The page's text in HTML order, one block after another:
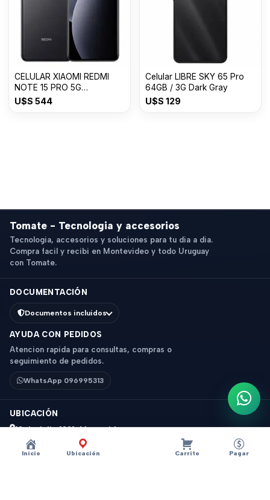
Inicio Ubicación Carrito Pagar
CELULAR XIAOMI REDMI
NOTE 15 PRO 5G
8GB+512GB
U$S 544
Celular LIBRE SKY 65 Pro
64GB / 3G Dark Gray
U$S 129
Tomate - Tecnologia y accesorios
Tecnologia, accesorios y soluciones para tu dia a dia.
Compra facil y recibi en Montevideo y todo Uruguay
con Tomate.
DOCUMENTACIÓN
Documentos incluidos
AYUDA CON PEDIDOS
Atencion rapida para consultas, compras o
seguimiento de pedidos.
WhatsApp 096995313
UBICACIÓN
18 de Julio 1831, Montevideo
Horario: 9 a 18 hs